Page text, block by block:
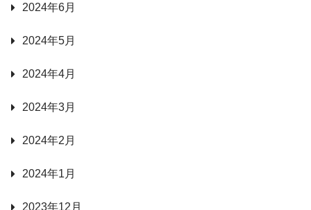
2024年6月
2024年5月
2024年4月
2024年3月
2024年2月
2024年1月
2023年12月